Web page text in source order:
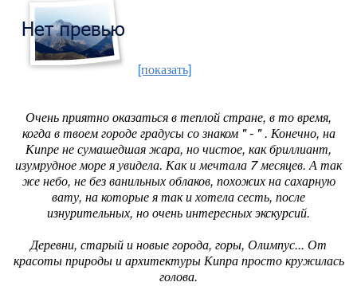
[показать]
Очень приятно оказаться в теплой стране, в то время,
когда в твоем городе градусы со знаком " - " . Конечно, на
Кипре не сумашедшая жара, но чистое, как бриллиант,
изумрудное море я увидела. Как и мечтала 7 месяцев. А так
же небо, не без ванильных облаков, похожих на сахарную
вату, на которые я так и хотела сесть, после
изнурительных, но очень интересных экскурсий.
Деревни, старый и новые города, горы, Олимпус... От
красоты природы и архитектуры Кипра просто кружилась
голова.